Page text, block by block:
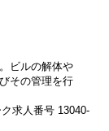
ビルの解体や
その管理を行
求人番号 13040-